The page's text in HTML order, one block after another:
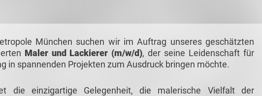
München suchen wir im Auftrag unseres geschätzten
Maler und Lackierer (m/w/d), der seine Leidenschaft für
in spannenden Projekten zum Ausdruck bringen möchte.
die einzigartige Gelegenheit, die malerische Vielfalt der